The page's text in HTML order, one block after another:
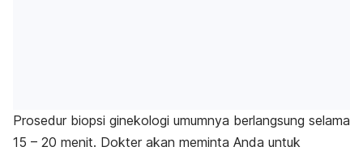
Prosedur biopsi ginekologi umumnya berlangsung selama
15 – 20 menit. Dokter akan meminta Anda untuk